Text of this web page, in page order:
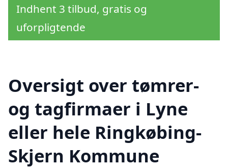
Indhent 3 tilbud, gratis og
uforpligtende
Oversigt over tømrer-
og tagfirmaer i Lyne
eller hele Ringkøbing-
Skjern Kommune